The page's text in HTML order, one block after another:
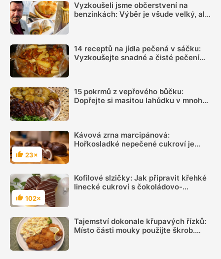
Vyzkoušeli jsme občerstvení na
benzinkách: Výběr je všude velký, ale
14 receptů na jídla pečená v sáčku:
Vyzkoušejte snadné a čisté pečení
15 pokrmů z vepřového bůčku:
Dopřejte si masitou lahůdku v mnoha
Hodnocení
23×
Kávová zrna marcipánová:
Hořkosladké nepečené cukroví je
Hodnocení
102×
Kofilové slzičky: Jak připravit křehké
linecké cukroví s čokoládovo-
Tajemství dokonale křupavých řízků:
Místo části mouky použijte škrob.